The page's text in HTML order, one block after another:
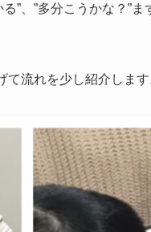
”、”多分こうかな？”
て流れを少し紹介します